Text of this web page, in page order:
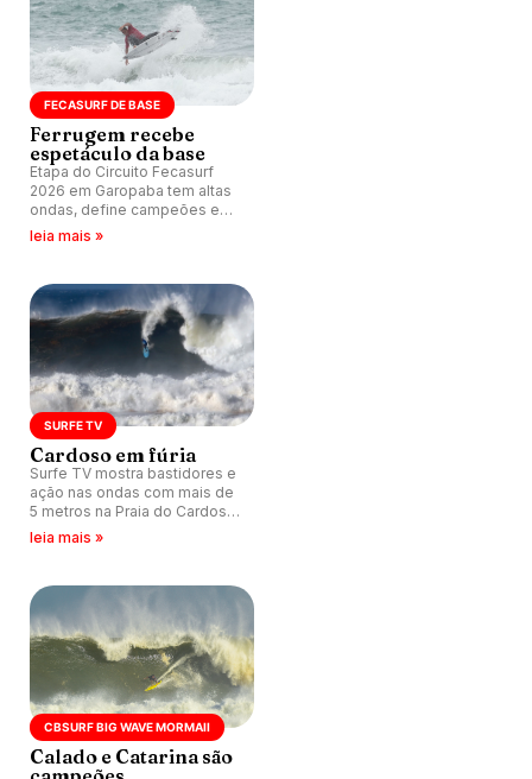
FECASURF DE BASE
Ferrugem recebe
espetáculo da base
Etapa do Circuito Fecasurf
2026 em Garopaba tem altas
ondas, define campeões e
abre o Mormaii Storm Kids
leia mais »
SURFE TV
Cardoso em fúria
Surfe TV mostra bastidores e
ação nas ondas com mais de
5 metros na Praia do Cardoso
durante CBSurf Big Wave
leia mais »
CBSURF BIG WAVE MORMAII
Calado e Catarina são